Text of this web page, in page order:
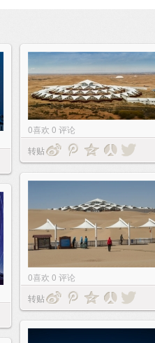
0喜欢 0 评论
转贴
0喜欢 0 评论
转贴